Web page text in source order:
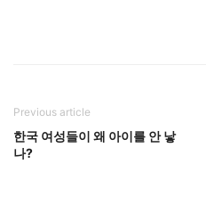
Previous article
한국 여성들이 왜 아이를 안 낳
나?